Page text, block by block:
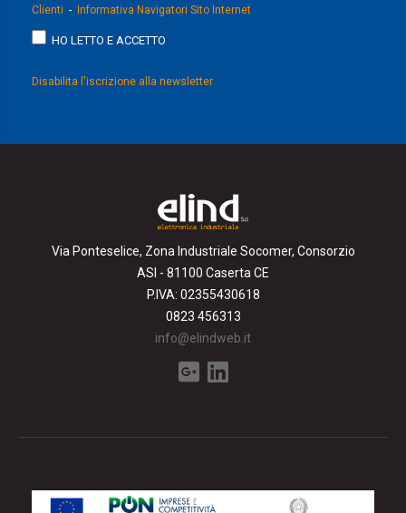
Clienti - Informativa Navigatori Sito Internet
HO LETTO E ACCETTO
Disabilita l'iscrizione alla newsletter
Via Ponteselice, Zona Industriale Socomer, Consorzio
ASI - 81100 Caserta CE
P.IVA: 02355430618
0823 456313
info@elindweb.it